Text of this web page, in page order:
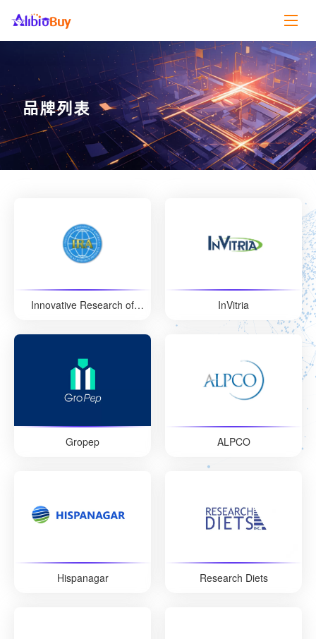
Innovative Research of
InVitria
Gropep ALPCO
Hispanagar Research Diets